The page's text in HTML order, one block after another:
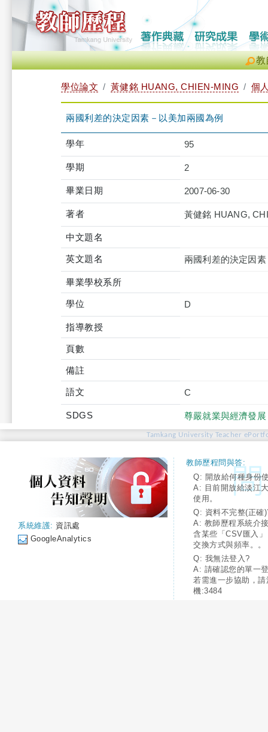
教
學位論文 黃健銘 HUANG, CHIEN-MING 個
兩國利差的決定因素－以美加兩國為例
學年 95
學期 2
畢業日期 2007-06-30
著者 黃健銘 HUANG,
中文題名
英文題名 兩國利差的決定因
畢業學校系所
學位 D
指導教授
頁數
備註
語文 C
SDGS 尊嚴就業與經濟發展
Tamkang University Teacher
系統維護: 資訊處
GoogleAnalytics
教師歷程問與答:
Q: 開放給何種身份
A: 目前開放給淡江
使用。
Q: 資料不完整(正確
A: 教師歷程系統介
含某些「CSV匯入
交換方式與頻率。。
Q: 我無法登入?
A: 請確認您的單一
若需進一步協助，
機:3484